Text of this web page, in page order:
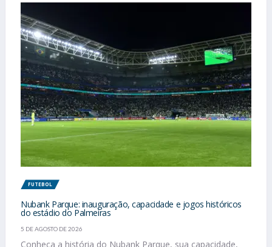
FUTEBOL
Nubank Parque: inauguração, capacidade e jogos históricos
do estádio do Palmeiras
5 DE AGOSTO DE 2026
Conheça a história do Nubank Parque, sua capacidade,